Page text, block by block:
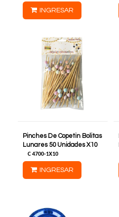
INGRESAR
Pinches De Copetin Bolitas
Lunares 50 Unidades X10
C 4700-1X10
INGRESAR